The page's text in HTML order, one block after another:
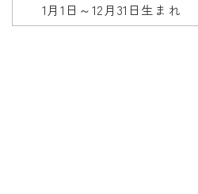
1月1日～12月31日生まれ